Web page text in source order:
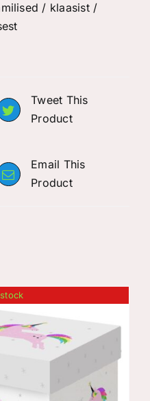
/ klaasist /
Tweet This
Product
Email This
Product